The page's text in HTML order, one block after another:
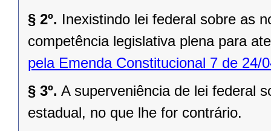
§ 2º. Inexistindo lei federal sobre as
competência legislativa plena para
pela Emenda Constitucional 7 de 24/
§ 3º. A superveniência de lei federal
estadual, no que lhe for contrário.